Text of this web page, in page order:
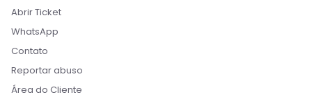
Abrir Ticket
WhatsApp
Contato
Reportar abuso
Área do Cliente
Boa tarde! Sou o Nikko, da Rollin Host. 👋